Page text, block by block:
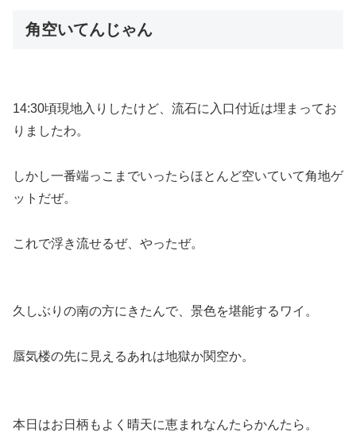
角空いてんじゃん
14:30頃現地入りしたけど、流石に入口付近は埋まってお
りましたわ。
しかし一番端っこまでいったらほとんど空いていて角地ゲ
ットだぜ。
これで浮き流せるぜ、やったぜ。
久しぶりの南の方にきたんで、景色を堪能するワイ。
蜃気楼の先に見えるあれは地獄か関空か。
本日はお日柄もよく晴天に恵まれなんたらかんたら。